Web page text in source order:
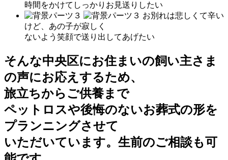
時間をかけてしっかりお見送りしたい
お別れは悲しくて辛い
けど、あの子が寂しく
ないよう笑顔で送り出してあげたい
そんな中央区にお住まいの飼い主さま
の声にお応えするため、
旅立ちからご供養まで
ペットロスや後悔のないお葬式の形を
プランニングさせて
いただいています。 生前のご相談も可